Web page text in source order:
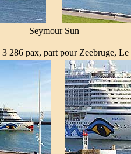
Seymour Sun
3 286 pax, part pour Zeebruge, Le